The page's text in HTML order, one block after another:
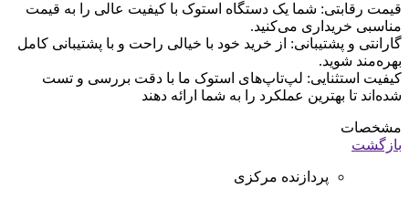
قیمت رقابتی: شما یک دستگاه استوک با کیفیت عالی را به قیمت
مناسبی خریداری می‌کنید.
گارانتی و پشتیبانی: از خرید خود با خیالی راحت و با پشتیبانی کامل
بهره‌مند شوید.
کیفیت استثنایی: لپ‌تاپ‌های استوک ما با دقت بررسی و تست
شده‌اند تا بهترین عملکرد را به شما ارائه دهند
مشخصات
بازگشت
پردازنده مرکزی